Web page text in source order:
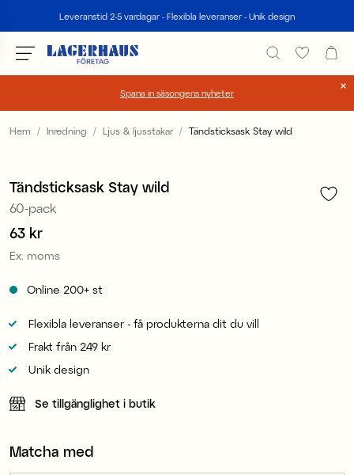
Leveranstid 2-5 vardagar - Flexibla leveranser - Unik design
Spana in säsongens nyheter
Välj språk / valuta
FI / EUR
Hem Inredning Ljus & ljusstakar
Tändsticksask Stay wild
Tändsticksask Stay wild
60-pack
Pris:63 kr
63 kr
Ex. moms
Online 200+ st
Flexibla leveranser - få produkterna dit du vill
Frakt från 249 kr
Unik design
Se tillgänglighet i butik
Matcha med